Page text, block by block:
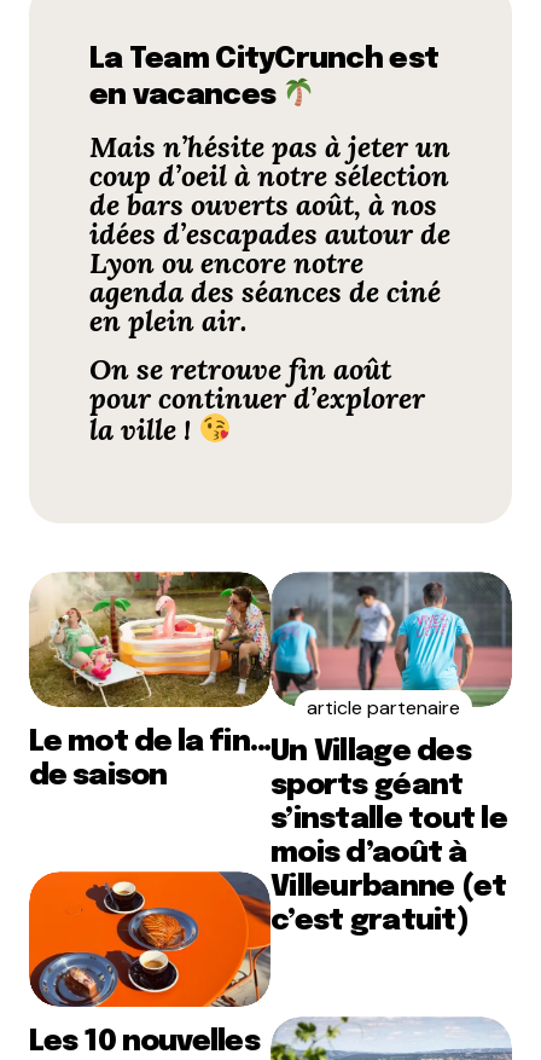
La Team CityCrunch est
en vacances
Mais n’hésite pas à jeter un
coup d’oeil à notresélection
de bars ouverts août, à nos
idées d’escapades autour de
Lyonou encore notre
agenda des séances deciné
en plein air.
On se retrouve fin août
pour continuer d’explorer
la ville !
Le mot de la fin…
de saison
Les 10 nouvelles
article partenaire
Un Village des
sports géant
s’installe tout le
mois d’août à
Villeurbanne (et
c’est gratuit)